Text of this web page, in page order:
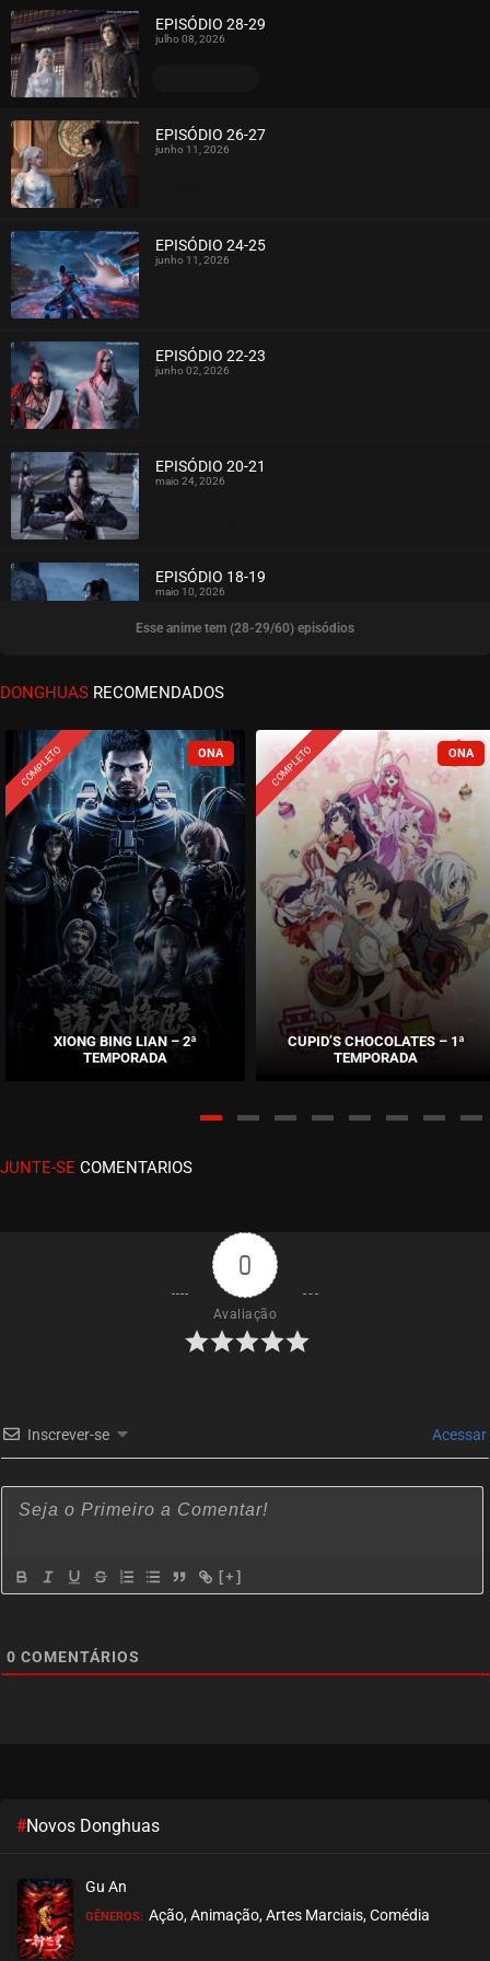
EPISÓDIO 28-29
julho 08, 2026
EPISÓDIO 26-27
junho 11, 2026
EPISÓDIO 24-25
junho 11, 2026
EPISÓDIO 22-23
junho 02, 2026
EPISÓDIO 20-21
maio 24, 2026
ASSISTIDO
EPISÓDIO 18-19
maio 10, 2026
ASSISTIDO
EPISÓDIO 16-17
ASSISTIDO
EPISÓDIO 14-15
abril 23, 2026
ASSISTIDO
EPISÓDIO 12-13
abril 23, 2026
EPISÓDIO 09-11
abril 16, 2026
ASSISTIDO
EPISÓDIO 04-05
abril 02, 2026
EPISÓDIO 03
ASSISTIDO
EPISÓDIO 02
EPISÓDIO 01
março 20, 2026
Esse anime tem (28-29/60) episódios
DONGHUAS RECOMENDADOS
COMPLETO
XIONG BING LIAN – 2ª
TEMPORADA
COMPLETO
CUPID’S CHOCOLATES – 1ª
TEMPORADA
JUNTE-SE COMENTARIOS
0
Avaliação
Inscrever-se Acessar
[+]
0 COMENTÁRIOS
#Novos Donghuas
Gu An
GÊNEROS: Ação, Animação, Artes Marciais, Comédia